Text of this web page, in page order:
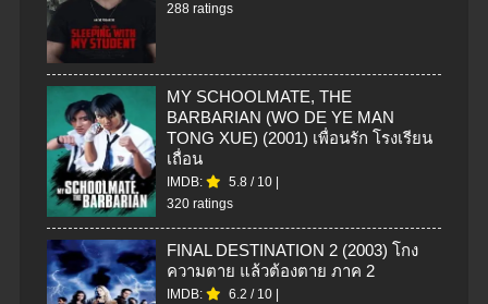
288 ratings
MY SCHOOLMATE, THE
BARBARIAN (WO DE YE MAN
TONG XUE) (2001) เพื่อนรัก โรงเรียน
เถื่อน
IMDB: 5.8 / 10
320 ratings
FINAL DESTINATION 2 (2003) โกง
ความตาย แล้วต้องตาย ภาค 2
IMDB: 6.2 / 10